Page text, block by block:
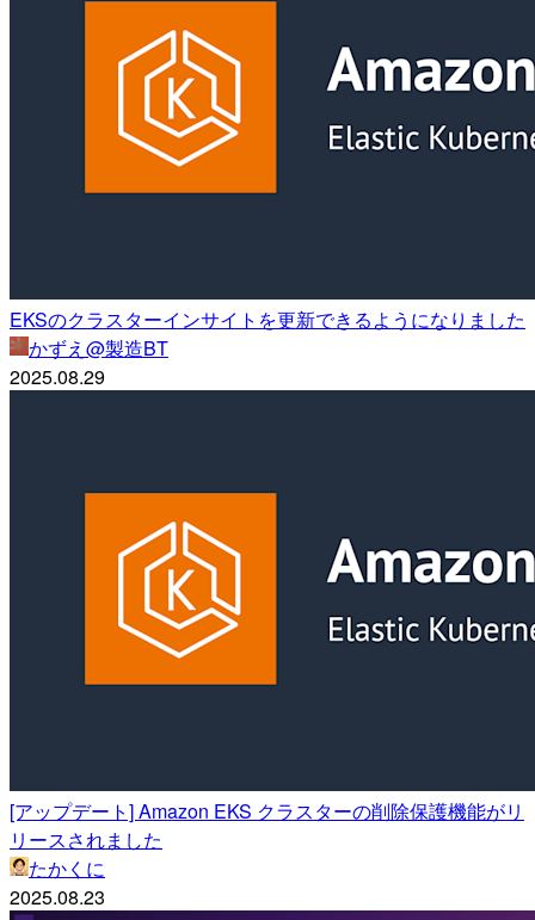
EKSのクラスターインサイトを更新できるようになりました
かずえ@製造BT
2025.08.29
[アップデート] Amazon EKS クラスターの削除保護機能がリ
リースされました
たかくに
2025.08.23